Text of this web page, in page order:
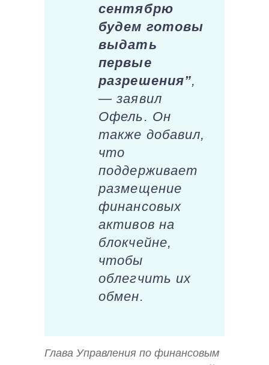
сентябрю
будем готовы
выдать
первые
разрешения”,
— заявил
Офель. Он
также добавил,
что
поддерживает
размещение
финансовых
активов на
блокчейне,
чтобы
облегчить их
обмен.
Глава Управления по финансовым